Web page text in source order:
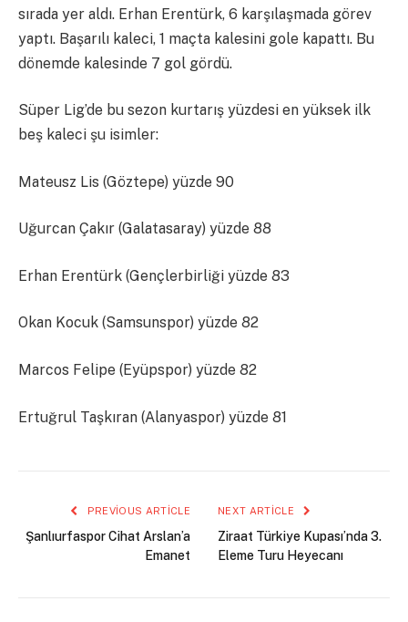
sırada yer aldı. Erhan Erentürk, 6 karşılaşmada görev
yaptı. Başarılı kaleci, 1 maçta kalesini gole kapattı. Bu
dönemde kalesinde 7 gol gördü.
Süper Lig’de bu sezon kurtarış yüzdesi en yüksek ilk
beş kaleci şu isimler:
Mateusz Lis (Göztepe) yüzde 90
Uğurcan Çakır (Galatasaray) yüzde 88
Erhan Erentürk (Gençlerbirliği yüzde 83
Okan Kocuk (Samsunspor) yüzde 82
Marcos Felipe (Eyüpspor) yüzde 82
Ertuğrul Taşkıran (Alanyaspor) yüzde 81
PREVIOUS ARTICLE
Şanlıurfaspor Cihat Arslan’a
Emanet
NEXT ARTICLE
Ziraat Türkiye Kupası’nda 3.
Eleme Turu Heyecanı